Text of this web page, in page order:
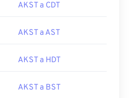
AKST a CDT
AKST a AST
AKST a HDT
AKST a BST